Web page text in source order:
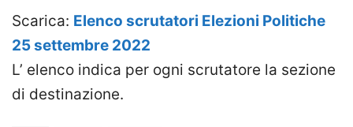
Scarica: Elenco scrutatori Elezioni Politiche
25 settembre 2022
L’ elenco indica per ogni scrutatore la sezione
di destinazione.